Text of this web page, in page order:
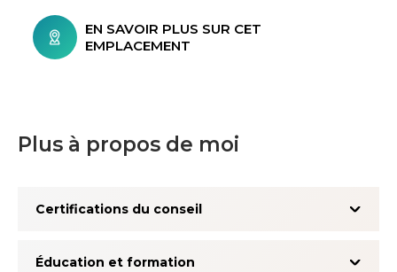
EN SAVOIR PLUS SUR CET
EMPLACEMENT
Plus à propos de moi
Certifications du conseil
Éducation et formation